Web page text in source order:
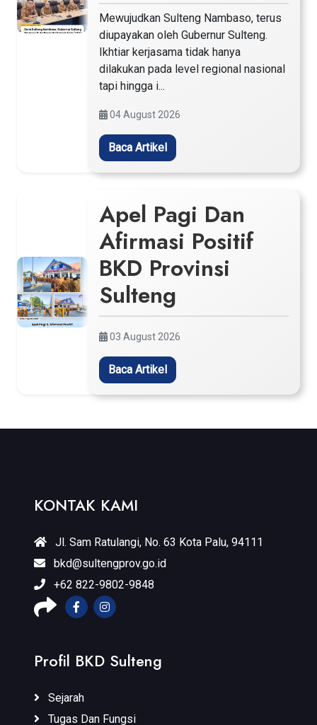
Mewujudkan Sulteng Nambaso, terus
diupayakan oleh Gubernur Sulteng.
Ikhtiar kerjasama tidak hanya
dilakukan pada level regional nasional
tapi hingga i...
04 August 2026
Baca Artikel
Apel Pagi Dan
Afirmasi Positif
BKD Provinsi
Sulteng
03 August 2026
Baca Artikel
KONTAK KAMI
Jl. Sam Ratulangi, No. 63 Kota Palu, 94111
bkd@sultengprov.go.id
+62 822-9802-9848
Profil BKD Sulteng
Sejarah
Tugas Dan Fungsi